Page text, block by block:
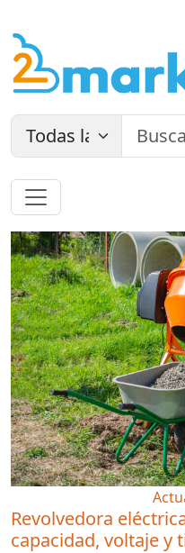
Revolvedora
capacidad, voltaje y